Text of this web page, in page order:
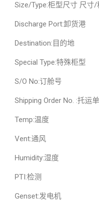
Size/Type:柜型尺寸 尺寸/
Discharge Port:卸货港
Destination:目的地
Special Type:特殊柜型
S/O No:订舱号
Shipping Order No. :托运
Temp:温度
Vent:通风
Humidity:湿度
PTI:检测
Genset:发电机